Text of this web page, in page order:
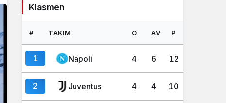
Klasmen
# TAKIM O AV P
1 Napoli 4 6 12
2 Juventus 4 4 10